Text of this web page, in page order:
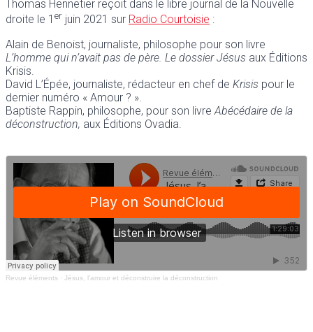
Thomas Hennetier reçoit dans le libre journal de la Nouvelle
droite le 1 er juin 2021 sur Radio Courtoisie :
Alain de Benoist, journaliste, philosophe pour son livre
L’homme qui n’avait pas de père. Le dossier Jésus aux Éditions
Krisis.
David L’Épée, journaliste, rédacteur en chef de Krisis pour le
dernier numéro « Amour ? ».
Baptiste Rappin, philosophe, pour son livre Abécédaire de la
déconstruction, aux Éditions Ovadia.
Revue éléments · Jésus, l’amour et déconstruire la déconstruction